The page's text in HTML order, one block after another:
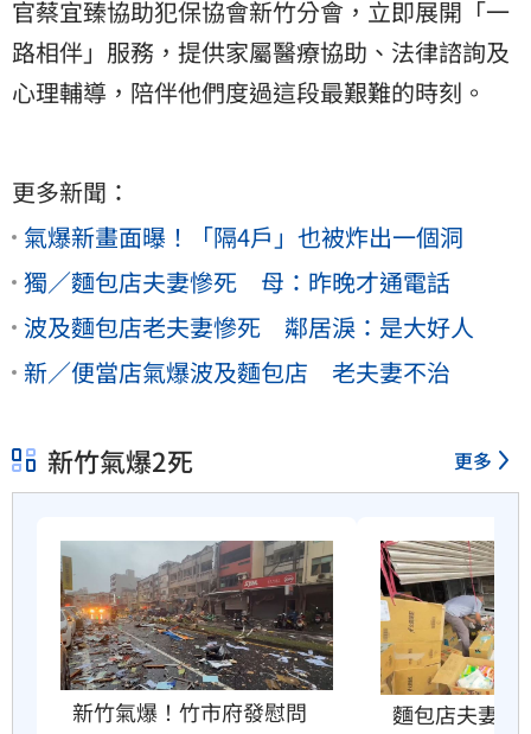
官蔡宜臻協助犯保協會新竹分會，立即展開「一
路相伴」服務，提供家屬醫療協助、法律諮詢及
心理輔導，陪伴他們度過這段最艱難的時刻。
更多新聞：
氣爆新畫面曝！「隔4戶」也被炸出一個洞
獨／麵包店夫妻慘死 母：昨晚才通電話
波及麵包店老夫妻慘死 鄰居淚：是大好人
新／便當店氣爆波及麵包店 老夫妻不治
新竹氣爆2死 更多
新竹氣爆！竹市府發慰問
麵包店夫妻氣